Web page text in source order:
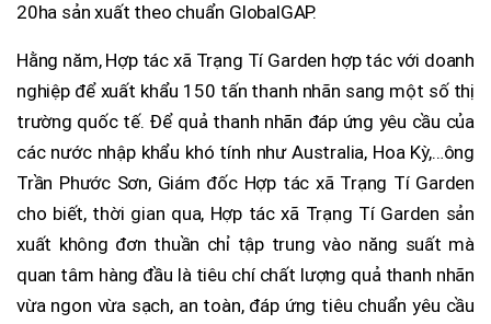
20ha sản xuất theo chuẩn GlobalGAP.
Hằng năm, Hợp tác xã Trạng Tí Garden hợp tác với doanh
nghiệp để xuất khẩu 150 tấn thanh nhãn sang một số thị
trường quốc tế. Để quả thanh nhãn đáp ứng yêu cầu của
các nước nhập khẩu khó tính như Australia, Hoa Kỳ,…ông
Trần Phước Sơn, Giám đốc Hợp tác xã Trạng Tí Garden
cho biết, thời gian qua, Hợp tác xã Trạng Tí Garden sản
xuất không đơn thuần chỉ tập trung vào năng suất mà
quan tâm hàng đầu là tiêu chí chất lượng quả thanh nhãn
vừa ngon vừa sạch, an toàn, đáp ứng tiêu chuẩn yêu cầu